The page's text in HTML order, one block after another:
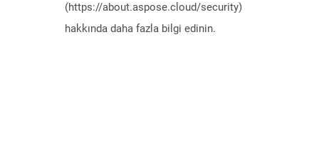
(https://about.aspose.cloud/security)
hakkında daha fazla bilgi edinin.